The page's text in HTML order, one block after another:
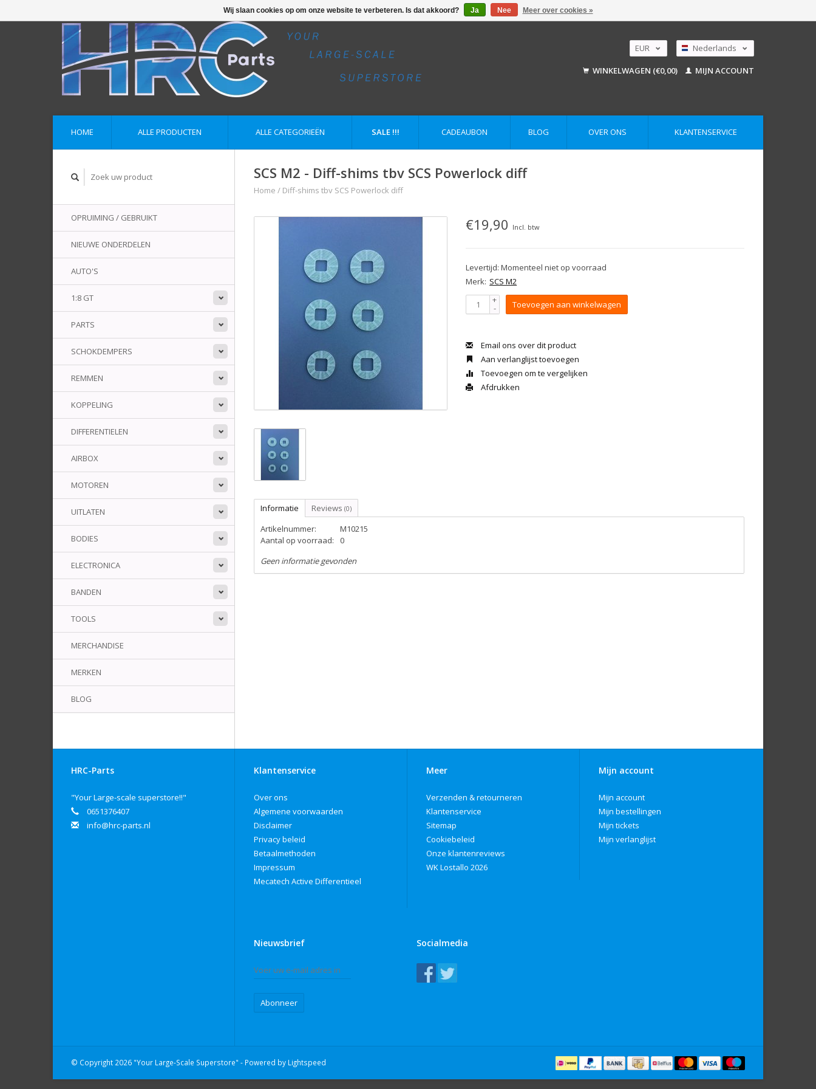
EUR
USD
Nederlands
English
WINKELWAGEN (€0,00) MIJN ACCOUNT
HOME ALLE PRODUCTEN ALLE CATEGORIEËN SALE !!! CADEAUBON BLOG OVER ONS KLANTENSERVICE
OPRUIMING / GEBRUIKT
NIEUWE ONDERDELEN
AUTO'S
1:8 GT
PARTS
SCHOKDEMPERS
REMMEN
KOPPELING
DIFFERENTIELEN
AIRBOX
MOTOREN
UITLATEN
BODIES
ELECTRONICA
BANDEN
TOOLS
MERCHANDISE
MERKEN
BLOG
SCS M2 - Diff-shims tbv SCS Powerlock diff
Home / Diff-shims tbv SCS Powerlock diff
€19,90 Incl. btw
Levertijd: Momenteel niet op voorraad
Merk: SCS M2
+
- Toevoegen aan winkelwagen
Email ons over dit product
Aan verlanglijst toevoegen
Toevoegen om te vergelijken
Afdrukken
Informatie Reviews (0)
Artikelnummer:
M10215
Aantal op voorraad:
0
Geen informatie gevonden
HRC-Parts
"Your Large-scale superstore!!"
0651376407
info@hrc-parts.nl
Klantenservice
Over ons
Algemene voorwaarden
Disclaimer
Privacy beleid
Betaalmethoden
Impressum
Mecatech Active Differentieel
Meer
Verzenden & retourneren
Klantenservice
Sitemap
Cookiebeleid
Onze klantenreviews
WK Lostallo 2026
Mijn account
Mijn account
Mijn bestellingen
Mijn tickets
Mijn verlanglijst
Nieuwsbrief
Abonneer
Socialmedia
© Copyright 2026 "Your Large-Scale Superstore" - Powered by Lightspeed
Wij slaan cookies op om onze website te verbeteren. Is dat akkoord? Ja Nee Meer over cookies »